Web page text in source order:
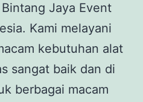
Jaya Event
Kami melayani
kebutuhan alat
sangat baik dan di
berbagai macam